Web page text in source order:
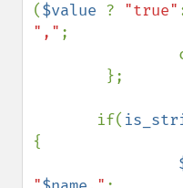
($value ? "true"
"," ;
       if(
{